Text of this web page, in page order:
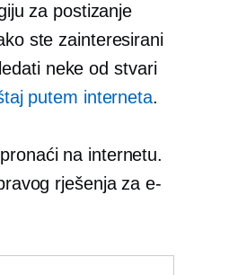
za postizanje
ste zainteresirani
neke od stvari
putem interneta.
na internetu.
rješenja za e-